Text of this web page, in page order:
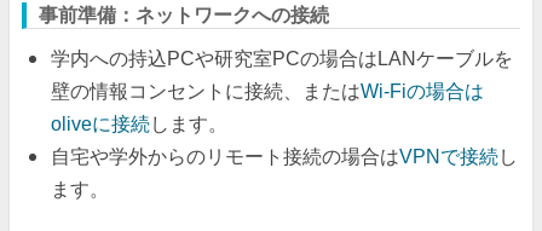
事前準備：ネットワークへの接続
学内への持込PCや研究室PCの場合はLANケーブルを
壁の情報コンセントに接続、またはWi-Fiの場合は
oliveに接続します。
自宅や学外からのリモート接続の場合はVPNで接続し
ます。